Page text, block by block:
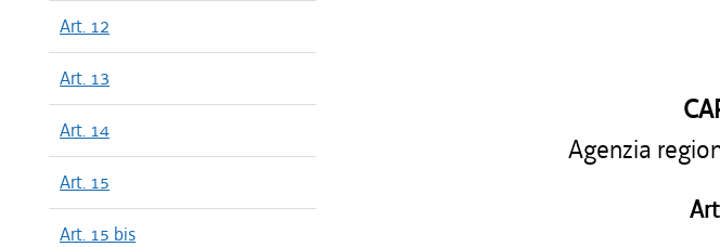
Art. 12
Art. 13
Art. 14
Art. 15
Art. 15 bis
Agenzia